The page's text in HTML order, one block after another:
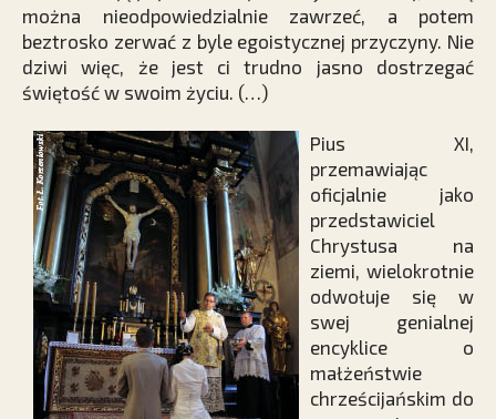
można nieodpowiedzialnie zawrzeć, a potem
beztrosko zerwać z byle egoistycznej przyczyny. Nie
dziwi więc, że jest ci trudno jasno dostrzegać
świętość w swoim życiu. (…)
Pius XI,
przemawiając
oficjalnie jako
przedstawiciel
Chrystusa na
ziemi, wielokrotnie
odwołuje się w
swej genialnej
encyklice o
małżeństwie
chrześcijańskim do